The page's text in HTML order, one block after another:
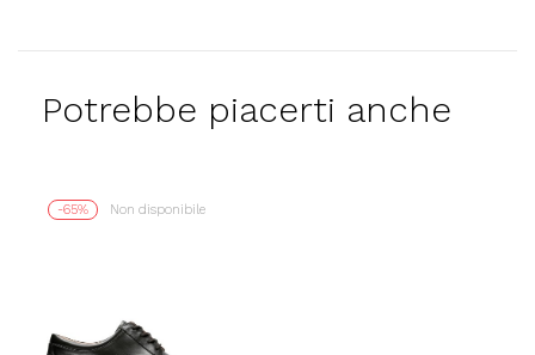
Potrebbe piacerti anche
-65% Non disponibile